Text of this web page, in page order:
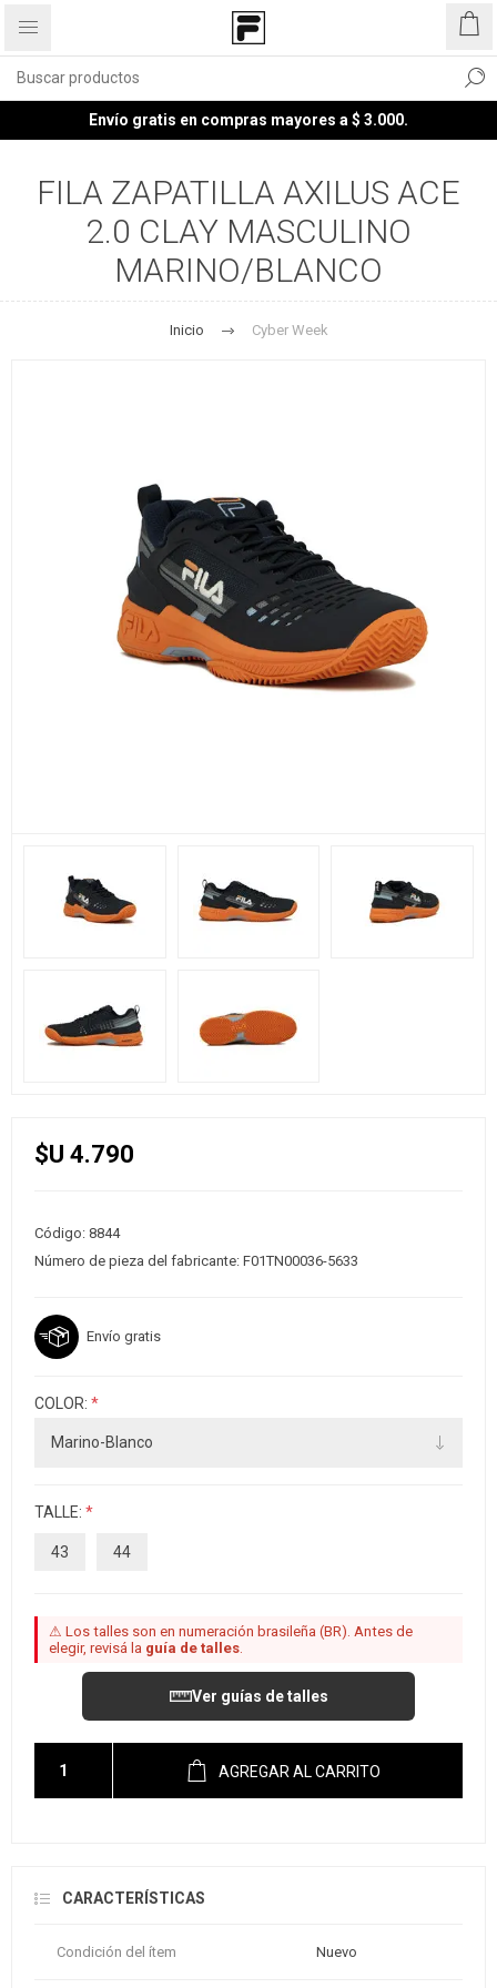
Envío gratis en compras mayores a $ 3.000.
FILA ZAPATILLA AXILUS ACE
2.0 CLAY MASCULINO
MARINO/BLANCO
Inicio Cyber Week
$U 4.790
Código: 8844
Número de pieza del fabricante: F01TN00036-5633
Envío gratis
COLOR: *
TALLE: *
43 44
⚠ Los talles son en numeración brasileña (BR). Antes de
elegir, revisá la guía de talles
Ver guías de talles
AGREGAR AL CARRITO
CARACTERÍSTICAS
Condición del ítem Nuevo